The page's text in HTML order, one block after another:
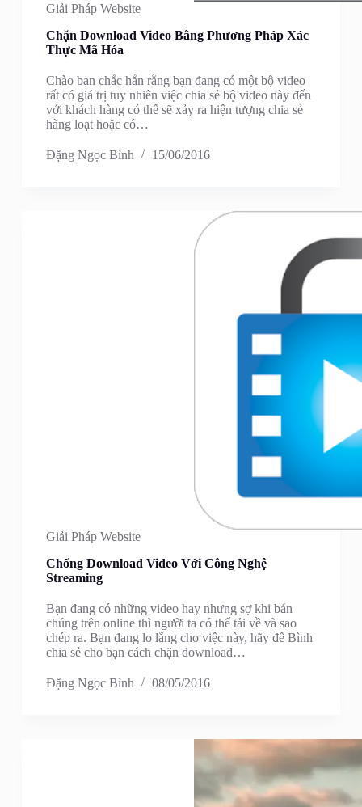
Giải Pháp Website
Chặn Download Video Bằng Phương Pháp Xác
Thực Mã Hóa
Chào bạn chắc hẳn rằng bạn đang có một bộ video
rất có giá trị tuy nhiên việc chia sẻ bộ video này đến
với khách hàng có thể sẽ xảy ra hiện tượng chia sẻ
hàng loạt hoặc có…
Đặng Ngọc Bình 15/06/2016
Giải Pháp Website
Chống Download Video Với Công Nghệ
Streaming
Bạn đang có những video hay nhưng sợ khi bán
chúng trên online thì người ta có thể tải về và sao
chép ra. Bạn đang lo lắng cho việc này, hãy để Bình
chia sẻ cho bạn cách chặn download…
Đặng Ngọc Bình 08/05/2016